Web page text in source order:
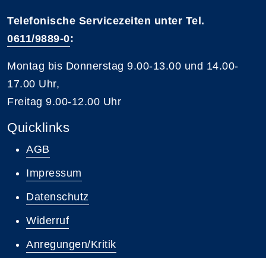
Telefonische Servicezeiten unter Tel.
0611/9889-0:
Montag bis Donnerstag 9.00-13.00 und 14.00-
17.00 Uhr,
Freitag 9.00-12.00 Uhr
Quicklinks
AGB
Impressum
Datenschutz
Widerruf
Anregungen/Kritik